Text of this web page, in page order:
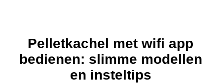
Pelletkachel met wifi app
bedienen: slimme modellen
en insteltips